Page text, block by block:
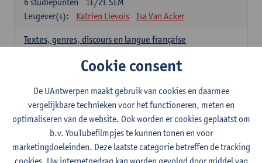
Lesgever(s):
Katrien Lievois Isa Van Acker
Textes, genres, discours en langue française
Kris Peeters
Spaans: verplichte opleidingsonderdelen
Gramática española 1
1E SEM
studiepunten
Lesgever(s):
Anne Verhaert
Cookie consent
De UAntwerpen maakt gebruik van cookies en daarmee
vergelijkbare technieken voor het functioneren, meten en
optimaliseren van de website. Ook worden er cookies geplaatst om
b.v. YouTubefilmpjes te kunnen tonen en voor
marketingdoeleinden. Deze laatste categorie betreffen de tracking
cookies. Uw internetgedrag kan worden gevolgd door middel van